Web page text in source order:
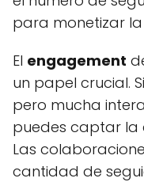
para monetizar
El engagement
un papel crucial.
pero mucha
puedes captar la
Las
cantidad de